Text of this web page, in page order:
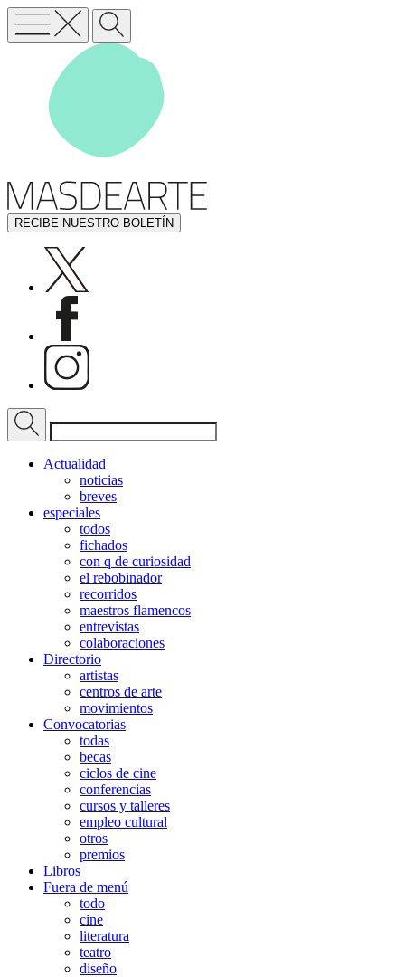
RECIBE NUESTRO BOLETÍN
Actualidad
noticias
breves
especiales
todos
fichados
con q de curiosidad
el rebobinador
recorridos
maestros flamencos
entrevistas
colaboraciones
Directorio
artistas
centros de arte
movimientos
Convocatorias
todas
becas
ciclos de cine
conferencias
cursos y talleres
empleo cultural
otros
premios
Libros
Fuera de menú
todo
cine
literatura
teatro
diseño